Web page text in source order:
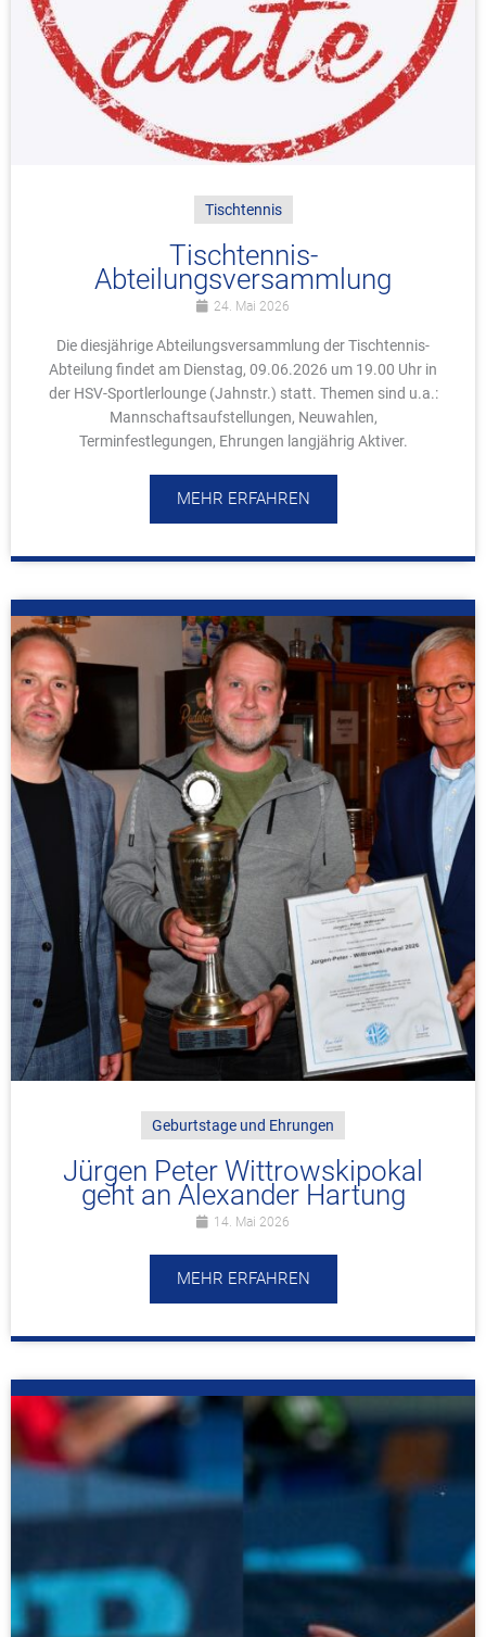
Tischtennis
Tischtennis-
Abteilungsversammlung
24. Mai 2026
Die diesjährige Abteilungsversammlung der Tischtennis-
Abteilung findet am Dienstag, 09.06.2026 um 19.00 Uhr in
der HSV-Sportlerlounge (Jahnstr.) statt. Themen sind u.a.:
Mannschaftsaufstellungen, Neuwahlen,
Terminfestlegungen, Ehrungen langjährig Aktiver.
MEHR ERFAHREN
Geburtstage und Ehrungen
Jürgen Peter Wittrowskipokal
geht an Alexander Hartung
14. Mai 2026
MEHR ERFAHREN